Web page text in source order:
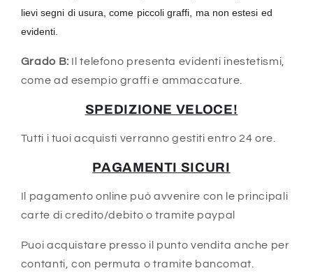
lievi segni di usura, come piccoli graffi, ma non estesi ed
evidenti.
Grado B: Il telefono presenta evidenti inestetismi,
come ad esempio graffi e ammaccature.
SPEDIZIONE VELOCE!
Tutti i tuoi acquisti verranno gestiti entro 24 ore.
PAGAMENTI SICURI
Il pagamento online può avvenire con le principali
carte di credito/debito o tramite paypal
Puoi acquistare presso il punto vendita anche per
contanti, con permuta o tramite bancomat.